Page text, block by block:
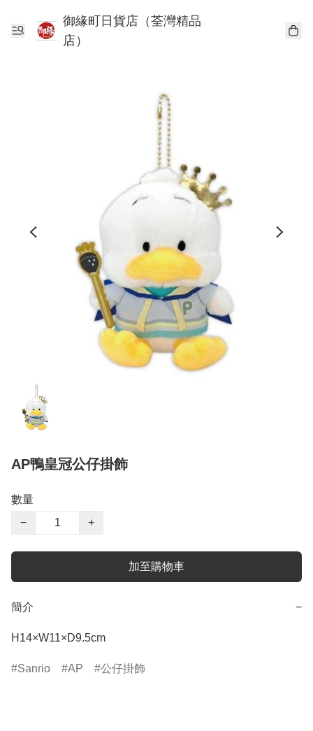
御緣町日貨店（荃灣精品
店）
AP鴨皇冠公仔掛飾
數量
−
+
加至購物車
簡介 −
H14×W11×D9.5cm
Sanrio AP 公仔掛飾